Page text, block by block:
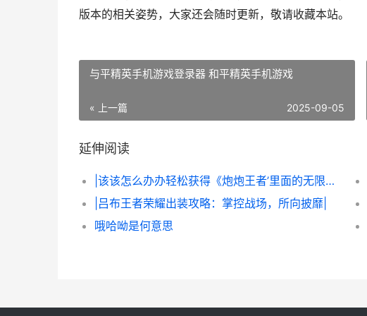
版本的相关姿势，大家还会随时更新，敬请收藏本站。
与平精英手机游戏登录器 和平精英手机游戏
« 上一篇 2025-09-05
延伸阅读
|该该怎么办办轻松获得《炮炮王者’里面的无限金币和星星|
|吕布王者荣耀出装攻略：掌控战场，所向披靡|
哦哈呦是何意思